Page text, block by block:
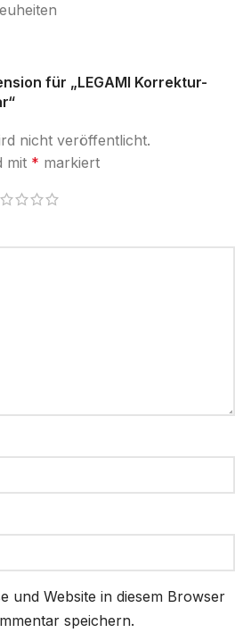
für „LEGAMI Korrektur-
nicht veröffentlicht.
mit * markiert
und Website in diesem Browser
speichern.